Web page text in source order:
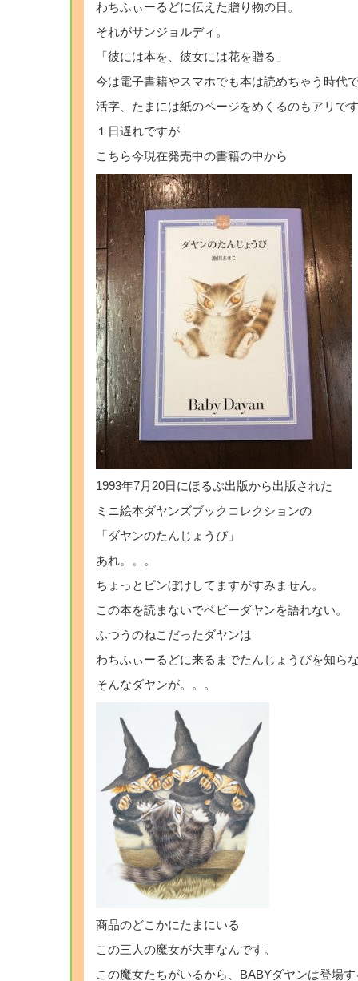
わちふぃーるどに伝えた贈り物の日。
それがサンジョルディ。
「彼には本を、彼女には花を贈る」
今は電子書籍やスマホでも本は読めちゃう時代
活字、たまには紙のページをめくるのもアリで
１日遅れですが
こちら今現在発売中の書籍の中から
1993年7月20日にほるぷ出版から出版された
ミニ絵本ダヤンズブックコレクションの
「ダヤンのたんじょうび」
あれ。。。
ちょっとピンぼけしてますがすみません。
この本を読まないでベビーダヤンを語れない。
ふつうのねこだったダヤンは
わちふぃーるどに来るまでたんじょうびを知ら
そんなダヤンが。。。
商品のどこかにたまにいる
この三人の魔女が大事なんです。
この魔女たちがいるから、BABYダヤンは登場